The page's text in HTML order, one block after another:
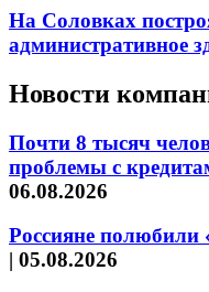
На Соловках
административное
Новости
Почти 8 тысяч
проблемы с
06.08.2026
Россияне
| 05.08.2026